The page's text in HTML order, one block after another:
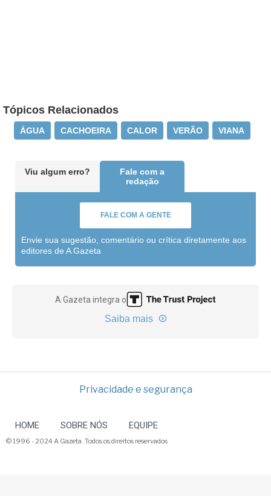
Tópicos Relacionados
ÁGUA CACHOEIRA CALOR VERÃO VIANA
Viu algum erro?
Fale com a
redação
FALE COM A GENTE
Envie sua sugestão, comentário ou crítica diretamente aos
editores de A Gazeta
A Gazeta integra o
Saiba mais
Privacidade e segurança
HOME SOBRE NÓS EQUIPE
© 1996 - 2024 A Gazeta. Todos os direitos reservados